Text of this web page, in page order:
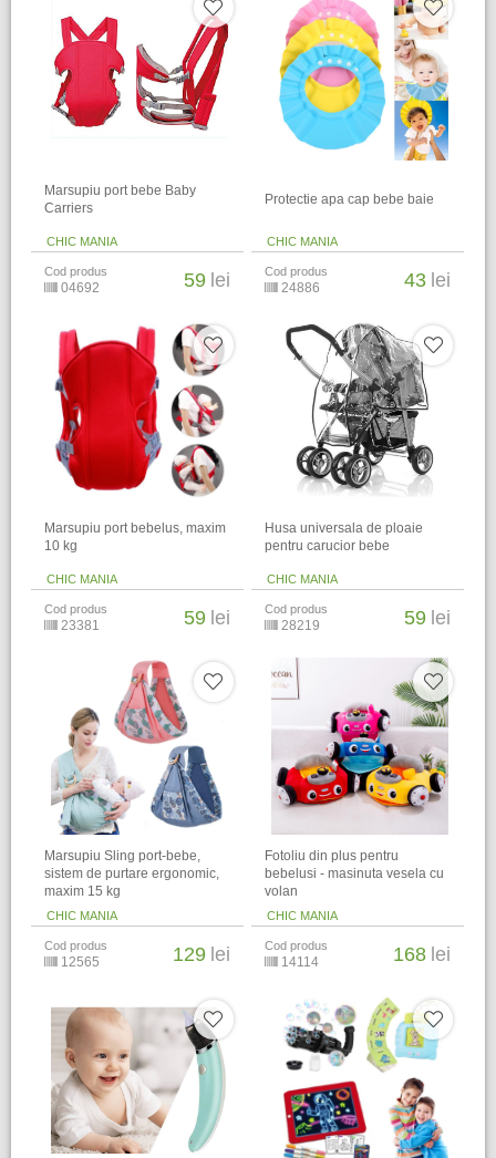
Marsupiu port bebe Baby
Carriers
CHIC MANIA
Cod produs
04692 59 lei
Protectie apa cap bebe baie
CHIC MANIA
Cod produs
24886 43 lei
Marsupiu port bebelus, maxim
10 kg
CHIC MANIA
Cod produs
23381 59 lei
Husa universala de ploaie
pentru carucior bebe
CHIC MANIA
Cod produs
28219 59 lei
Marsupiu Sling port-bebe,
sistem de purtare ergonomic,
maxim 15 kg
CHIC MANIA
Cod produs
12565 129 lei
Fotoliu din plus pentru
bebelusi - masinuta vesela cu
volan
CHIC MANIA
Cod produs
14114 168 lei